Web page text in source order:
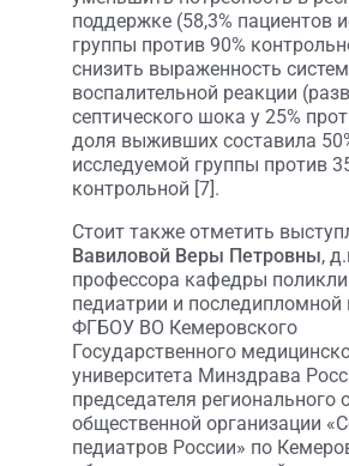
поддержке (58,3% пациентов
группы против 90%
снизить выраженность
воспалительной реакции
септического шока у 25%
доля выживших составила
исследуемой группы против
контрольной [7].
Стоит также отметить
Вавиловой Веры Петровны,
профессора кафедры
педиатрии и последипломной
ФГБОУ ВО Кемеровского
Государственного
университета Минздрава
председателя регионального
общественной организации
педиатров России» по